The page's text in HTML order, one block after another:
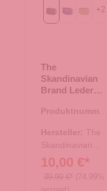
BlackBlueGreen
+2
The
Skandinavian
Brand Leder
- Black
Produktnummer:
Hersteller: The
Skandinavian
Brand
10,00 €*
39,99 €* (74.99%